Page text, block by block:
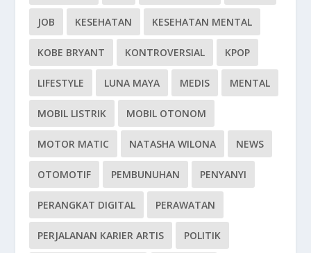
JOB KESEHATAN KESEHATAN MENTAL
KOBE BRYANT KONTROVERSIAL KPOP
LIFESTYLE LUNA MAYA MEDIS MENTAL
MOBIL LISTRIK MOBIL OTONOM
MOTOR MATIC NATASHA WILONA NEWS
OTOMOTIF PEMBUNUHAN PENYANYI
PERANGKAT DIGITAL PERAWATAN
PERJALANAN KARIER ARTIS POLITIK